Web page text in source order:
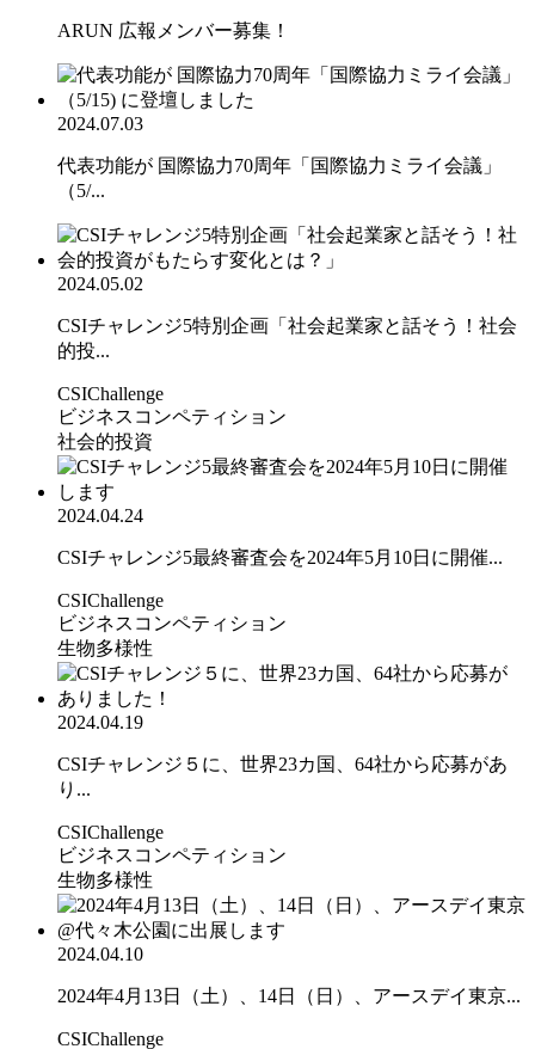
ARUN 広報メンバー募集！
2024.07.03
代表功能が 国際協力70周年「国際協力ミライ会議」
（5/...
2024.05.02
CSIチャレンジ5特別企画「社会起業家と話そう！社会
的投...
CSIChallenge
ビジネスコンペティション
社会的投資
2024.04.24
CSIチャレンジ5最終審査会を2024年5月10日に開催...
CSIChallenge
ビジネスコンペティション
生物多様性
2024.04.19
CSIチャレンジ５に、世界23カ国、64社から応募があ
り...
CSIChallenge
ビジネスコンペティション
生物多様性
2024.04.10
2024年4月13日（土）、14日（日）、アースデイ東京...
CSIChallenge